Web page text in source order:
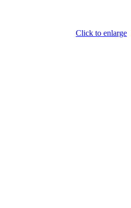
Click to enlarge